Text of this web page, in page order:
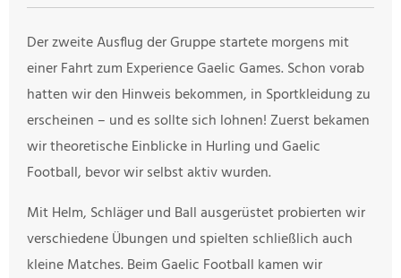
Der zweite Ausflug der Gruppe startete morgens mit
einer Fahrt zum Experience Gaelic Games. Schon vorab
hatten wir den Hinweis bekommen, in Sportkleidung zu
erscheinen – und es sollte sich lohnen! Zuerst bekamen
wir theoretische Einblicke in Hurling und Gaelic
Football, bevor wir selbst aktiv wurden.
Mit Helm, Schläger und Ball ausgerüstet probierten wir
verschiedene Übungen und spielten schließlich auch
kleine Matches. Beim Gaelic Football kamen wir